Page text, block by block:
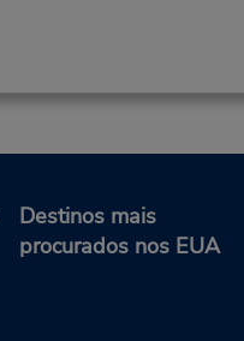
Destinos mais
procurados nos EUA